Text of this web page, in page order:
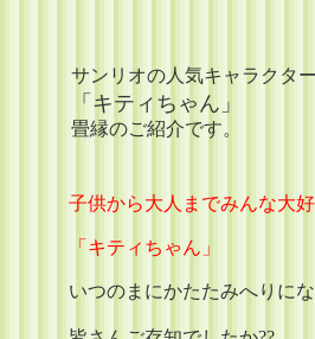
サンリオの人気キャラクター
「キティちゃん」
畳縁のご紹介です。
子供から大人までみんな大
「キティちゃん」
いつのまにかたたみへりに